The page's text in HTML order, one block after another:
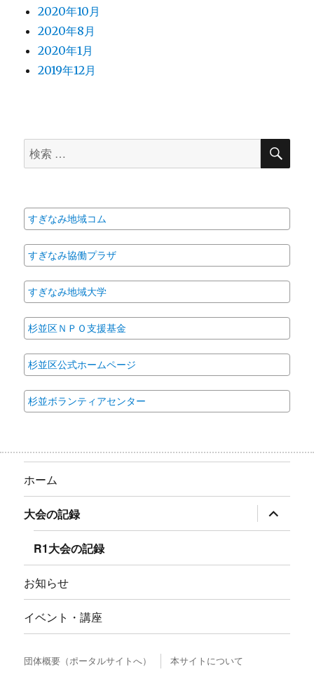
2020年10月
2020年8月
2020年1月
2019年12月
検
索
象:
検
すぎなみ地域コム
すぎなみ協働プラザ
すぎなみ地域大学
杉並区ＮＰＯ支援基金
杉並区公式ホームページ
杉並ボランティアセンター
ホーム
大会の記録 サ
ブ
メ
ー
開
R1大会の記録
お知らせ
イベント・講座
団体概要（ポータルサイトへ） 本サイトについて